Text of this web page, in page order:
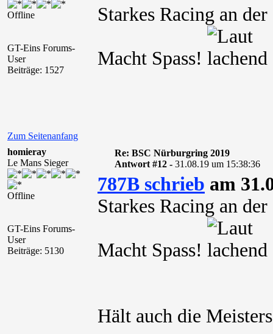
Offline
GT-Eins Forums-
User
Beiträge: 1527
Starkes Racing an
Macht Spass!
Zum Seitenanfang
homieray
Le Mans Sieger
Offline
GT-Eins Forums-
User
Beiträge: 5130
Re: BSC Nürburgring 2019
Antwort #12 - 31.08.19 um 15:38:36
787B schrieb am
Starkes Racing an
Macht Spass!
Hält auch die